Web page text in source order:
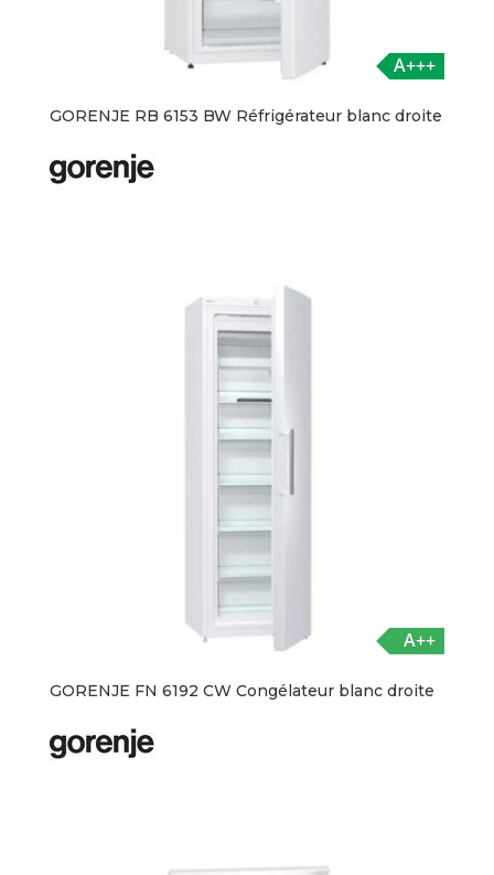
A+++
GORENJE RB 6153 BW Réfrigérateur blanc droite
A++
GORENJE FN 6192 CW Congélateur blanc droite